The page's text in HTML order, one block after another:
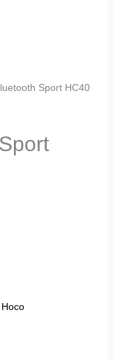
Sport HC40
Hoco